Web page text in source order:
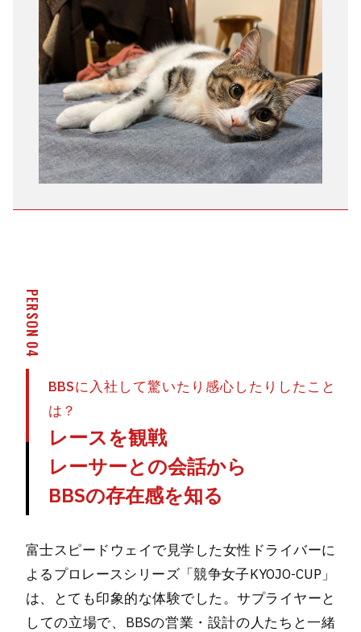
PERSON 04
BBSに入社して驚いたり感心したりしたこと
は？
レースを観戦
レーサーとの会話から
BBSの存在感を知る
富士スピードウェイで見学した女性ドライバーに
よるプロレースシリーズ「競争女子KYOJO-CUP」
は、とても印象的な体験でした。サプライヤーと
しての立場で、BBSの営業・設計の人たちと一緒